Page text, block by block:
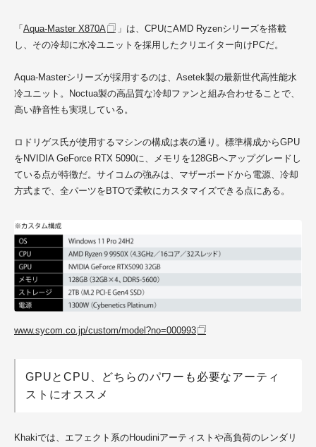
「 Aqua-Master X870A
」は、CPUにAMD Ryzenシリーズを搭載
し、その冷却に水冷ユニットを採用したクリエイター向けPCだ。
Aqua-Masterシリーズが採用するのは、Asetek製の最新世代高性能水
冷ユニット。Noctua製の高品質な冷却ファンと組み合わせることで、
高い静音性も実現している。
ロドリゲス氏が使用するマシンの構成は表の通り。標準構成からGPU
をNVIDIA GeForce RTX 5090に、メモリを128GBへアップグレードし
ている点が特徴だ。サイコムの強みは、マザーボードから電源、冷却
方式まで、全パーツをBTOで柔軟にカスタマイズできる点にある。
www.sycom.co.jp/custom/model?no=000993
GPUとCPU、どちらのパワーも必要なアーティ
ストにオススメ
Khakiでは、エフェクト系のHoudiniアーティストや高負荷のレンダリ